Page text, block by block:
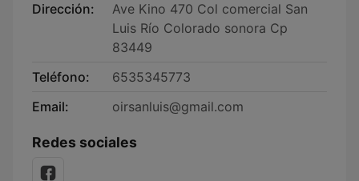
Dirección:
Ave Kino 470 Col comercial San
Luis Río Colorado sonora Cp
83449
Teléfono:
6535345773
Email:
oirsanluis@gmail.com
Redes sociales